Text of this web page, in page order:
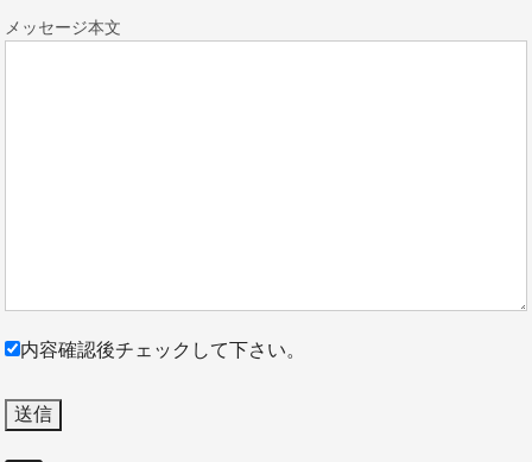
メッセージ本文
内容確認後チェックして下さい。